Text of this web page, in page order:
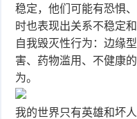
稳定，他们可能有恐惧
时也表现出关系不稳定
自我毁灭性行为：边缘
害、药物滥用、不健康
为。
我的世界只有英雄和坏人